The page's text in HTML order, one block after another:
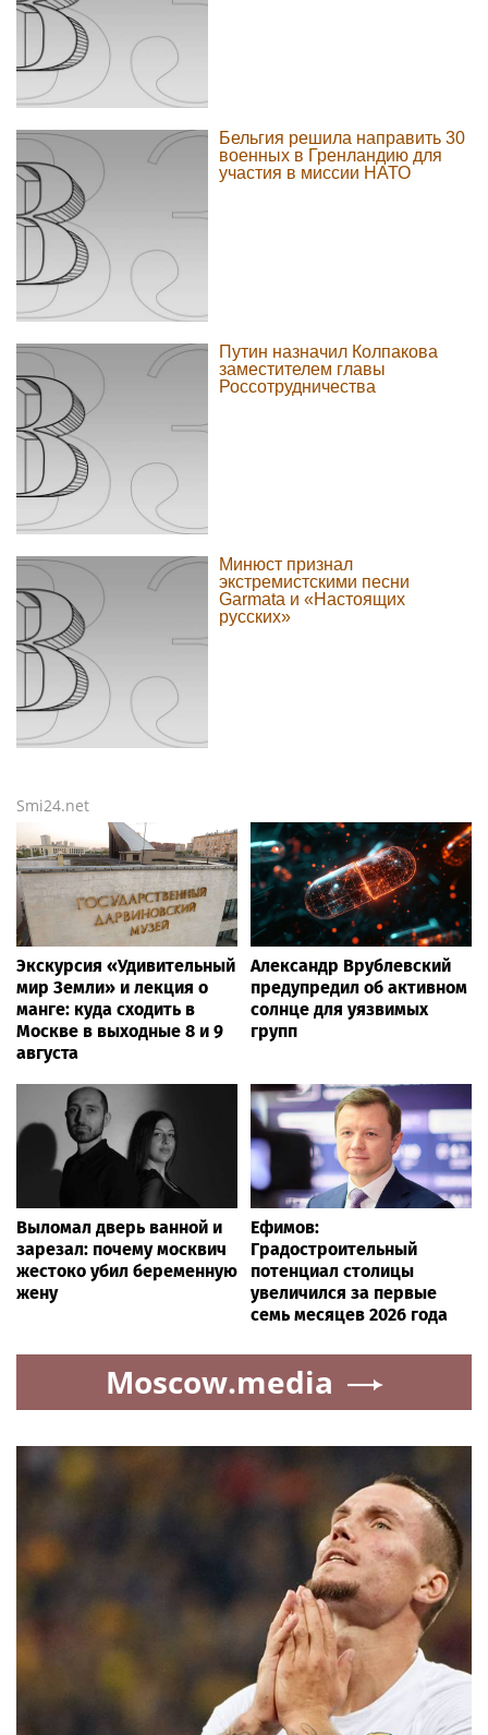
Бельгия решила направить 30
военных в Гренландию для
участия в миссии НАТО
Путин назначил Колпакова
заместителем главы
Россотрудничества
Минюст признал
экстремистскими песни
Garmata и «Настоящих
русских»
Smi24.net
Экскурсия «Удивительный
мир Земли» и лекция о
манге: куда сходить в
Москве в выходные 8 и 9
августа
Александр Врублевский
предупредил об активном
солнце для уязвимых
групп
Выломал дверь ванной и
зарезал: почему москвич
жестоко убил беременную
жену
Ефимов:
Градостроительный
потенциал столицы
увеличился за первые
семь месяцев 2026 года
Moscow.media